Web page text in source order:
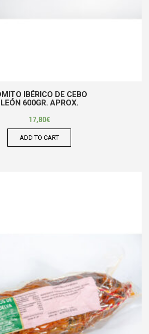
IBÉRICO DE CEBO
LEÓN 600GR. APROX.
17,80€
ADD TO CART